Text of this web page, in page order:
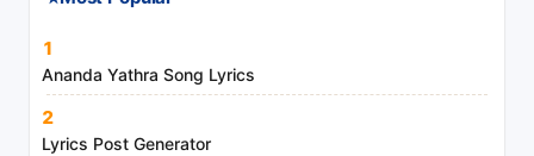
1
Ananda Yathra Song Lyrics
2
Lyrics Post Generator